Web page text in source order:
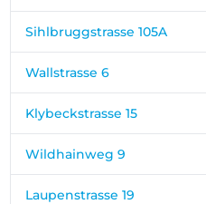
Sihlbruggstrasse 105A
Wallstrasse 6
Klybeckstrasse 15
Wildhainweg 9
Laupenstrasse 19